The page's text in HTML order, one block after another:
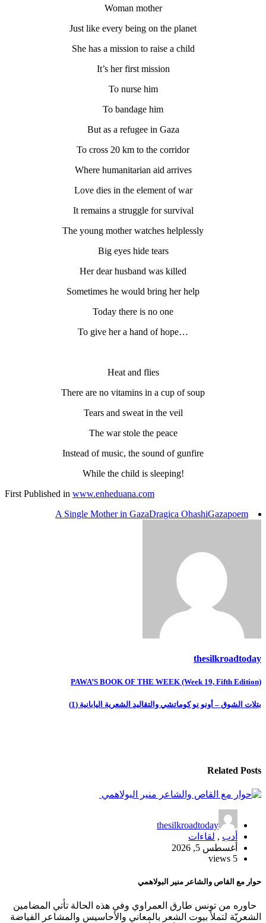
Woman mother
Just like every being on the planet
She has a mission to raise a child
It’s her first mission
To nurse him
To bandage him
But as a refugee in Gaza
To cross 20 km to the corridor
Where humanitarian aid arrives
Love dies in the element of war
It remains a struggle for survival
The young mother watches helplessly
Big eyes hide tears
Her dear husband was killed
Sometimes he would bring her help
Today there is no one
To give her a hand of hope…
Heat and flies
There are no vitamins in a cup of soup
Tears and sweat in the veil
The war stole the peace
Instead of music, the sound of gunfire
While the child is sleeping!
First Published in www.enheduana.com
A Single Mother in GazaDragica OhashiGazapoem
thesilkroadtoday
تصفّح
المقالات
PAWA’S BOOK OF THE WEEK (Week 19, Fifth Edition)
بتلات الشوق – أونو نو كوماتشي والتقاليد الشعرية اليابانية (1)
Related Posts
thesilkroadtoday
أدب , لقاءات
أغسطس 5, 2026
5 views
حوار مع القاص والشاعر منير البولاهمي
حاوره من تونس طارق العمراوي وفي هذه الحالة تأتي المضامين
الشعريّة لتملأ بيوت الشعر بالمعاني والأحاسيس والمشاعر الفياضة